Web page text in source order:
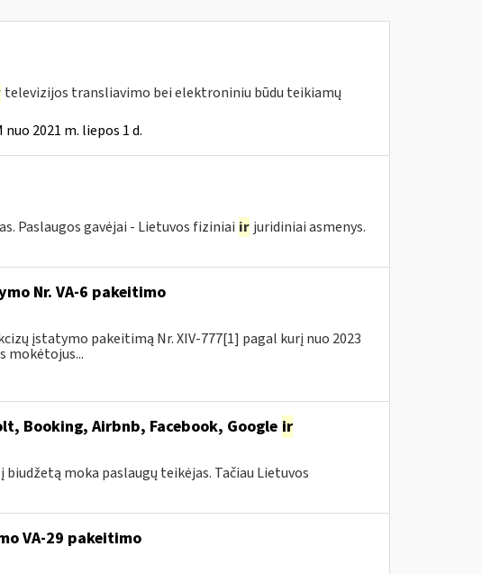
televizijos transliavimo bei elektroniniu būdu teikiamų
nuo 2021 m. liepos 1 d.
Paslaugos gavėjai - Lietuvos fiziniai ir juridiniai asmenys.
Nr. VA-6 pakeitimo
įstatymo pakeitimą Nr. XIV-777[1] pagal kurį nuo 2023
mokėtojus...
Booking, Airbnb, Facebook, Google ir
į biudžetą moka paslaugų teikėjas. Tačiau Lietuvos
VA-29 pakeitimo